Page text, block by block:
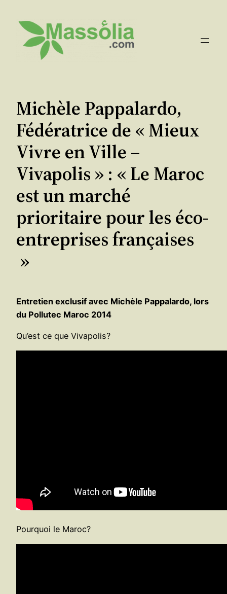
contenu
Michèle Pappalardo,
Fédératrice de « Mieux
Vivre en Ville –
Vivapolis » : « Le Maroc
est un marché
prioritaire pour les éco-
entreprises françaises
»
Entretien exclusif avec Michèle Pappalardo, lors
du Pollutec Maroc 2014
Qu’est ce que Vivapolis?
Pourquoi le Maroc?